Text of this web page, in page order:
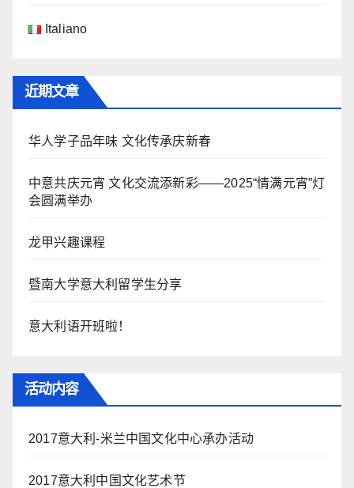
Italiano
近期文章
华人学子品年味 文化传承庆新春
中意共庆元宵 文化交流添新彩——2025“情满元宵”灯
会圆满举办
龙甲兴趣课程
暨南大学意大利留学生分享
意大利语开班啦！
活动内容
2017意大利-米兰中国文化中心承办活动
2017意大利中国文化艺术节